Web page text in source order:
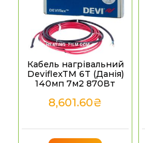
Кабель нагрівальний
DeviflexTM 6T (Данія)
140мп 7м2 870Вт
8,601.60₴